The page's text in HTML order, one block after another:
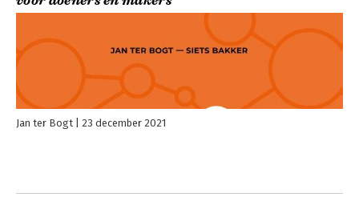
Jan ter Bogt 23 december 2021